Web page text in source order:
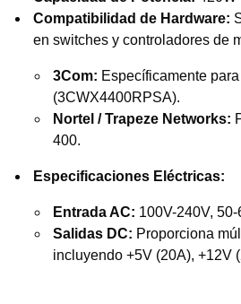
Compatibilidad de Hardware:
en switches y controladores de
3Com: Específicamente
(3CWX4400RPSA).
Nortel / Trapeze Networks:
400.
Especificaciones Eléctricas:
Entrada AC: 100V-240V, 50-
Salidas DC: Proporciona
incluyendo +5V (20A), +12V